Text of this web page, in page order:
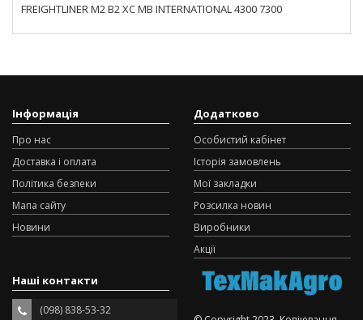
FREIGHTLINER M2 B2 XC MB INTERNATIONAL 4300 7300
Інформація
Про нас
Доставка і оплата
Політика безпеки
Мапа сайту
Новини
Додатково
Особистий кабінет
Історія замовлень
Мої закладки
Розсилка новин
Виробники
Акції
Наші контакти
(098) 838-53-32